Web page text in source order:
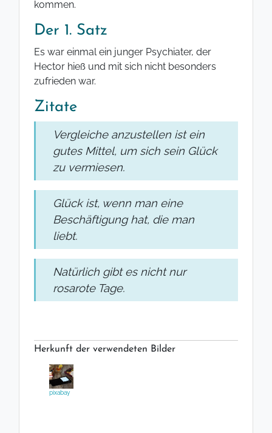
kommen.
Der 1. Satz
Es war einmal ein junger Psychiater, der
Hector hieß und mit sich nicht besonders
zufrieden war.
Zitate
Vergleiche anzustellen ist ein
gutes Mittel, um sich sein Glück
zu vermiesen.
Glück ist, wenn man eine
Beschäftigung hat, die man
liebt.
Natürlich gibt es nicht nur
rosarote Tage.
Herkunft der verwendeten Bilder
pixabay